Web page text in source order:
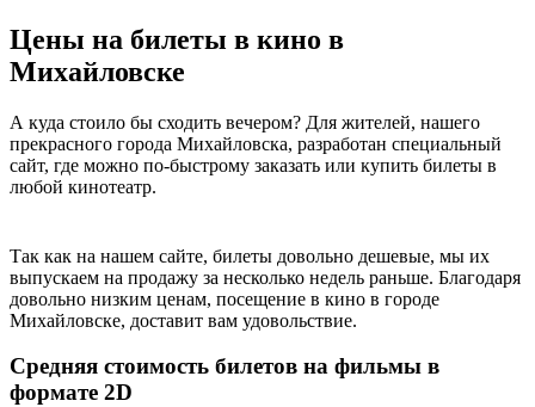
Цены на билеты в кино в
Михайловске
А куда стоило бы сходить вечером? Для жителей, нашего
прекрасного города Михайловска, разработан специальный
сайт, где можно по-быстрому заказать или купить билеты в
любой кинотеатр.
Так как на нашем сайте, билеты довольно дешевые, мы их
выпускаем на продажу за несколько недель раньше. Благодаря
довольно низким ценам, посещение в кино в городе
Михайловске, доставит вам удовольствие.
Средняя стоимость билетов на фильмы в
формате 2D